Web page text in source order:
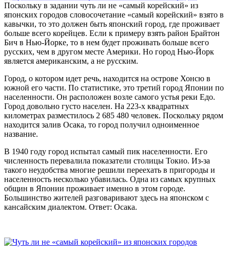
Поскольку в задании чуть ли не «самый корейский» из
японских городов словосочетание «самый корейский» взято в
кавычки, то это должен быть японский город, где проживает
больше всего корейцев. Если к примеру взять район Брайтон
Бич в Нью-Йорке, то в нем будет проживать больше всего
русских, чем в другом месте Америки. Но город Нью-Йорк
является американским, а не русским.
Город, о котором идет речь, находится на острове Хонсю в
южной его части. По статистике, это третий город Японии по
населенности. Он расположен возле самого устья реки Едо.
Город довольно густо населен. На 223-х квадратных
километрах разместилось 2 685 480 человек. Поскольку рядом
находится залив Осака, то город получил одноименное
название.
В 1940 году город испытал самый пик населенности. Его
численность перевалила показатели столицы Токио. Из-за
такого неудобства многие решили переехать в пригороды и
населенность несколько убавилась. Одна из самых крупных
общин в Японии проживает именно в этом городе.
Большинство жителей разговаривают здесь на японском с
кансайским диалектом. Ответ: Осака.